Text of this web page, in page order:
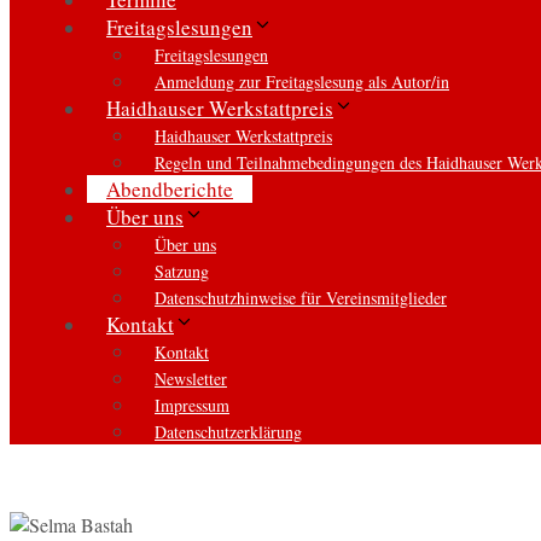
Freitagslesungen
Freitagslesungen
Anmeldung zur Freitagslesung als Autor/in
Haidhauser Werkstattpreis
Haidhauser Werkstattpreis
Regeln und Teilnahmebedingungen des Haidhauser
Abendberichte
Über uns
Über uns
Satzung
Datenschutzhinweise für Vereinsmitglieder
Kontakt
Kontakt
Newsletter
Impressum
Datenschutzerklärung